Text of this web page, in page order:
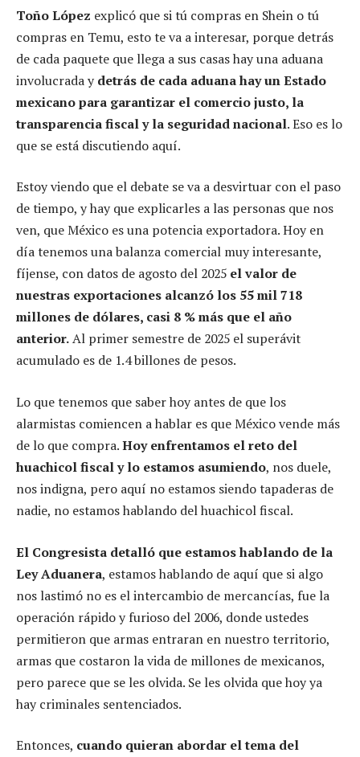
Toño López explicó que si tú compras en Shein o tú
compras en Temu, esto te va a interesar, porque detrás
de cada paquete que llega a sus casas hay una aduana
involucrada y detrás de cada aduana hay un Estado
mexicano para garantizar el comercio justo, la
transparencia fiscal y la seguridad nacional. Eso es lo
que se está discutiendo aquí.
Estoy viendo que el debate se va a desvirtuar con el paso
de tiempo, y hay que explicarles a las personas que nos
ven, que México es una potencia exportadora. Hoy en
día tenemos una balanza comercial muy interesante,
fíjense, con datos de agosto del 2025 el valor de
nuestras exportaciones alcanzó los 55 mil 718
millones de dólares, casi 8 % más que el año
anterior.Al primer semestre de 2025 el superávit
acumulado es de 1.4 billones de pesos.
Lo que tenemos que saber hoy antes de que los
alarmistas comiencen a hablar es que México vende más
de lo que compra.Hoy enfrentamos el reto del
huachicol fiscal y lo estamos asumiendo, nos duele,
nos indigna, pero aquí no estamos siendo tapaderas de
nadie, no estamos hablando del huachicol fiscal.
El Congresista detalló que estamos hablando de la
Ley Aduanera, estamos hablando de aquí que si algo
nos lastimó no es el intercambio de mercancías, fue la
operación rápido y furioso del 2006, donde ustedes
permitieron que armas entraran en nuestro territorio,
armas que costaron la vida de millones de mexicanos,
pero parece que se les olvida. Se les olvida que hoy ya
hay criminales sentenciados.
Entonces, cuando quieran abordar el tema del